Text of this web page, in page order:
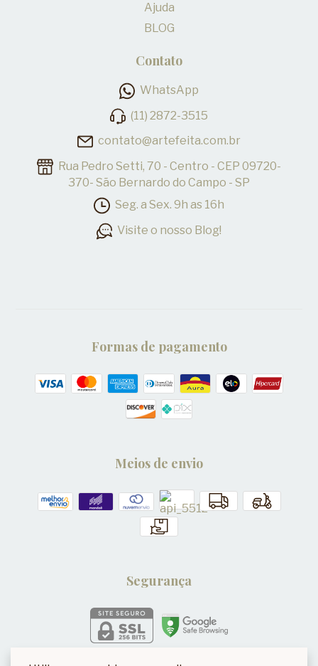
Ajuda
BLOG
Contato
WhatsApp
(11) 2872-3515
contato@artefeita.com.br
Rua Pedro Setti, 70 - Centro - CEP 09720-
370- São Bernardo do Campo - SP
Seg. a Sex. 9h as 16h
Visite o nosso Blog!
Formas de pagamento
Meios de envio
Segurança